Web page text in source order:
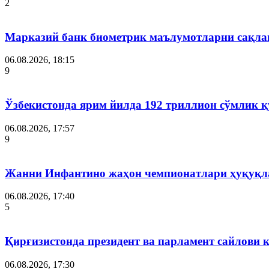
2
Марказий банк биометрик маълумотларни
06.08.2026, 18:15
9
Ўзбекистонда ярим йилда 192 триллион
06.08.2026, 17:57
9
Жанни Инфантино жаҳон чемпионатлари
06.08.2026, 17:40
5
Қирғизистонда президент ва парламент
06.08.2026, 17:30